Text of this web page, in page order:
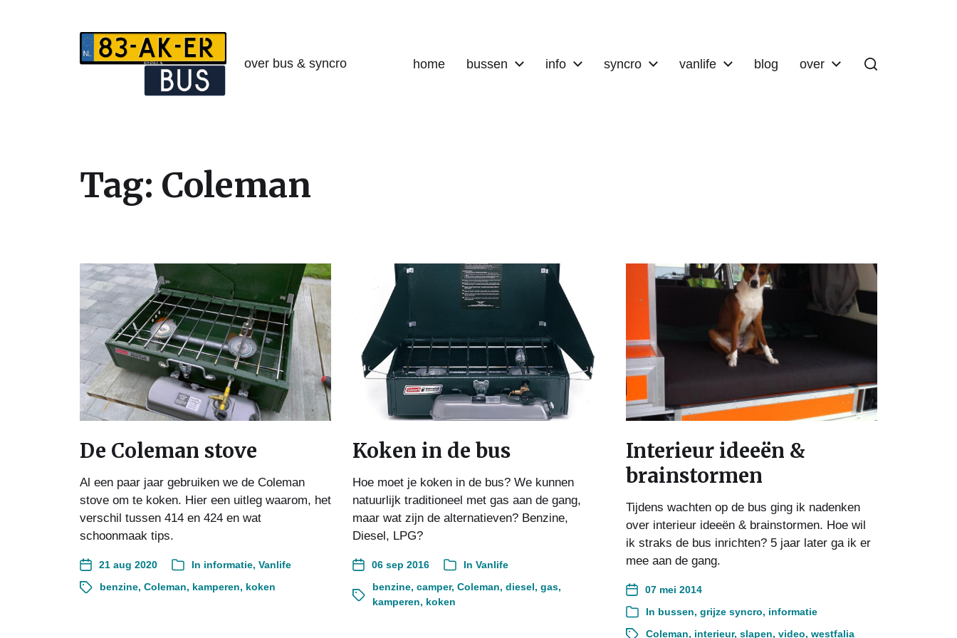
over bus & syncro home bussen info syncro vanlife blog over
Tag: Coleman
De Coleman stove
Al een paar jaar gebruiken we de Coleman
stove om te koken. Hier een uitleg waarom, het
verschil tussen 414 en 424 en wat
schoonmaak tips.
21 aug 2020 In informatie, Vanlife
benzine, Coleman, kamperen, koken
Koken in de bus
Hoe moet je koken in de bus? We kunnen
natuurlijk traditioneel met gas aan de gang,
maar wat zijn de alternatieven? Benzine,
Diesel, LPG?
06 sep 2016 InVanlife
benzine,camper,Coleman,diesel,gas,
kamperen, koken
Interieur ideeën &
brainstormen
Tijdens wachten op de bus ging ik nadenken
over interieur ideeën & brainstormen. Hoe wil
ik straks de bus inrichten? 5 jaar later ga ik er
mee aan de gang.
07 mei 2014
In bussen, grijze syncro, informatie
Coleman, interieur, slapen, video, westfalia